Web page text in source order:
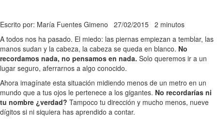
Escrito por: María Fuentes Gimeno 27/02/2015 2 minutos
A todos nos ha pasado. El miedo: las piernas empiezan a temblar, las
manos sudan y la cabeza, la cabeza se queda en blanco. No
recordamos nada, no pensamos en nada. Solo queremos ir a un
lugar seguro, aferrarnos a algo conocido.
Ahora imagínate esta situación midiendo menos de un metro en un
mundo que a tus ojos le pertenece a los gigantes. No recordarías ni
tu nombre ¿verdad? Tampoco tu dirección y mucho menos, nueve
dígitos si ni siquiera has aprendido a contar.